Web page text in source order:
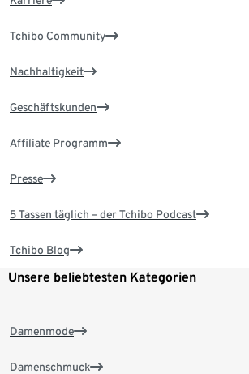
Tchibo Community
Nachhaltigkeit
Geschäftskunden
Affiliate Programm
Presse
5 Tassen täglich – der Tchibo Podcast
Tchibo Blog
Unsere beliebtesten Kategorien
Damenmode
Damenschmuck